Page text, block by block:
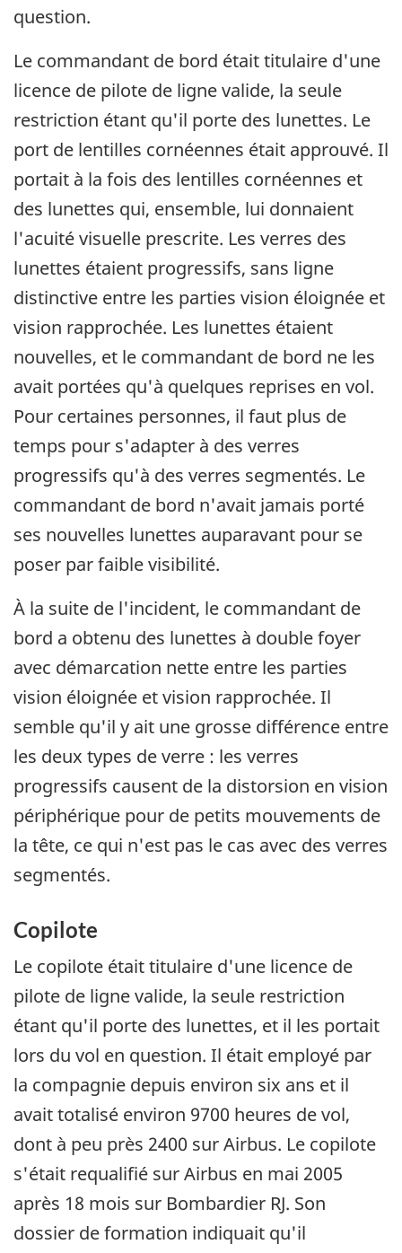
question.
Le commandant de bord était titulaire d'une
licence de pilote de ligne valide, la seule
restriction étant qu'il porte des lunettes. Le
port de lentilles cornéennes était approuvé. Il
portait à la fois des lentilles cornéennes et
des lunettes qui, ensemble, lui donnaient
l'acuité visuelle prescrite. Les verres des
lunettes étaient progressifs, sans ligne
distinctive entre les parties vision éloignée et
vision rapprochée. Les lunettes étaient
nouvelles, et le commandant de bord ne les
avait portées qu'à quelques reprises en vol.
Pour certaines personnes, il faut plus de
temps pour s'adapter à des verres
progressifs qu'à des verres segmentés. Le
commandant de bord n'avait jamais porté
ses nouvelles lunettes auparavant pour se
poser par faible visibilité.
À la suite de l'incident, le commandant de
bord a obtenu des lunettes à double foyer
avec démarcation nette entre les parties
vision éloignée et vision rapprochée. Il
semble qu'il y ait une grosse différence entre
les deux types de verre : les verres
progressifs causent de la distorsion en vision
périphérique pour de petits mouvements de
la tête, ce qui n'est pas le cas avec des verres
segmentés.
Copilote
Le copilote était titulaire d'une licence de
pilote de ligne valide, la seule restriction
étant qu'il porte des lunettes, et il les portait
lors du vol en question. Il était employé par
la compagnie depuis environ six ans et il
avait totalisé environ 9700 heures de vol,
dont à peu près 2400 sur Airbus. Le copilote
s'était requalifié sur Airbus en mai 2005
après 18 mois sur Bombardier RJ. Son
dossier de formation indiquait qu'il